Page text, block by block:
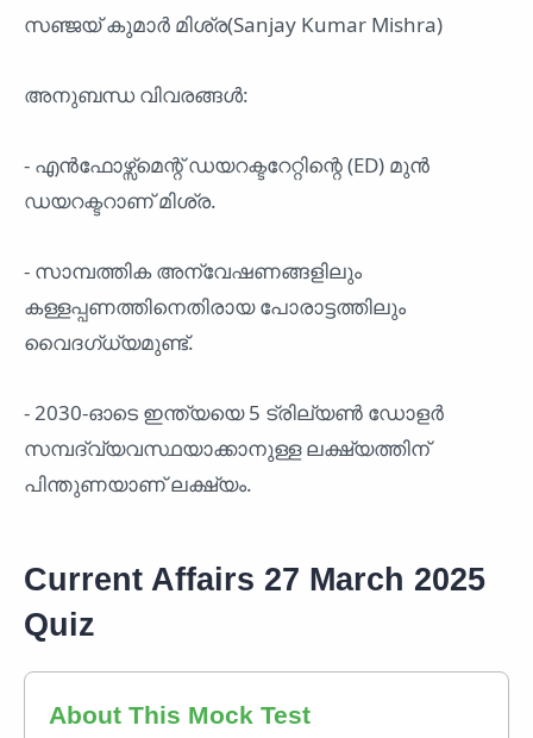
സഞ്ജയ് കുമാർ മിശ്ര(Sanjay Kumar Mishra)
അനുബന്ധ വിവരങ്ങൾ:
- എൻഫോഴ്സ്മെന്റ് ഡയറക്ടറേറ്റിന്റെ (ED) മുൻ
ഡയറക്ടറാണ് മിശ്ര.
- സാമ്പത്തിക അന്വേഷണങ്ങളിലും
കള്ളപ്പണത്തിനെതിരായ പോരാട്ടത്തിലും
വൈദഗ്ധ്യമുണ്ട്.
- 2030-ഓടെ ഇന്ത്യയെ 5 ട്രില്യൺ ഡോളർ
സമ്പദ്‌വ്യവസ്ഥയാക്കാനുള്ള ലക്ഷ്യത്തിന്
പിന്തുണയാണ് ലക്ഷ്യം.
Current Affairs 27 March 2025
Quiz
About This Mock Test